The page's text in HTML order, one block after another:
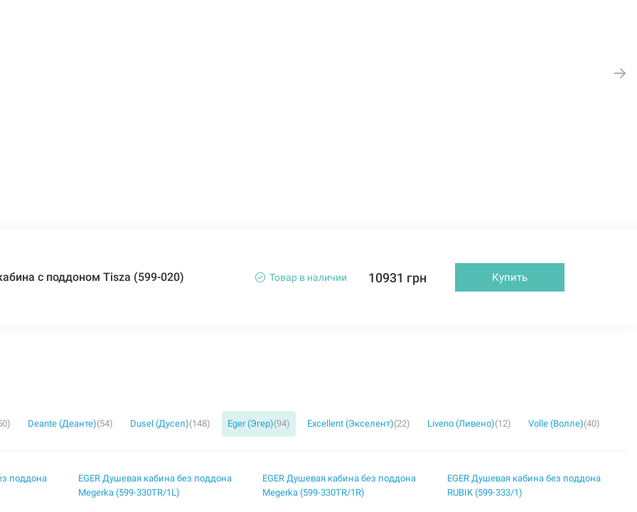
с поддоном Tisza (599-020) Товар в наличии 10931 грн Купить
Deante (Деанте)(54) Dusel (Дусел)(148) Eger (Эгер)(94) Excellent (Экселент)(22) Liveno (Ливено)(12) Volle (Волле)(40)
поддона
EGER Душевая кабина без поддона
Megerka (599-330TR/1L)
EGER Душевая кабина без поддона
Megerka (599-330TR/1R)
EGER Душевая кабина без поддона
RUBIK (599-333/1)